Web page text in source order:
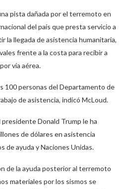
pista dañada por el terremoto en
del país que presta servicio a
la llegada de asistencia humanitaria,
frente a la costa para recibir a
vía aérea.
100 personas del Departamento de
de asistencia, indicó McLoud.
Donald Trump le ha
de dólares en asistencia
de ayuda y Naciones Unidas.
de la ayuda posterior al terremoto
materiales por los sismos se